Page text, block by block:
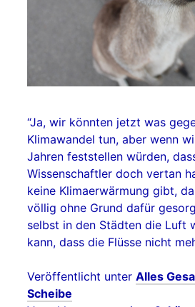
“Ja, wir könnten jetzt was
Klimawandel tun, aber wenn
Jahren feststellen würden,
Wissenschaftler doch vertan
keine Klimaerwärmung gibt,
völlig ohne Grund dafür
selbst in den Städten die Luft
kann, dass die Flüsse nicht
Veröffentlicht unter Alles
Scheibe